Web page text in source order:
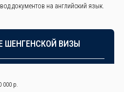
документов на английский язык.
ШЕНГЕНСКОЙ ВИЗЫ
000 р.